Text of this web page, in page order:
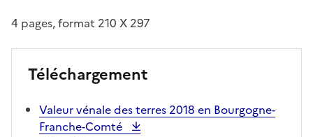
4 pages, format 210 X 297
Téléchargement
Valeur vénale des terres 2018 en Bourgogne-
Franche-Comté